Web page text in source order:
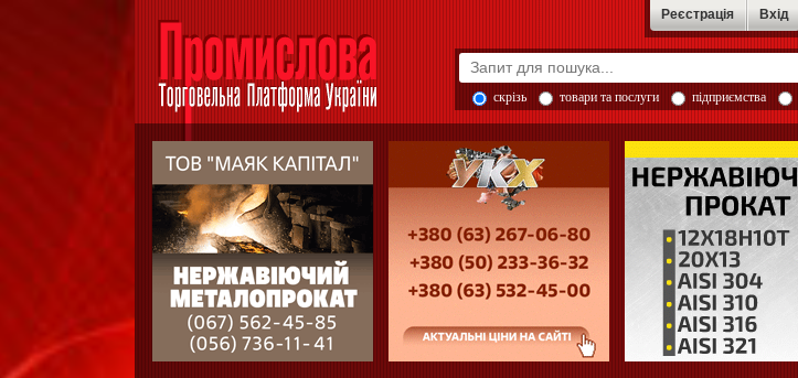
Реєстрація Вхід
скрізь товари та послуги підприємства